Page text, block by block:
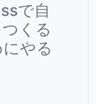
で自
くる
やる